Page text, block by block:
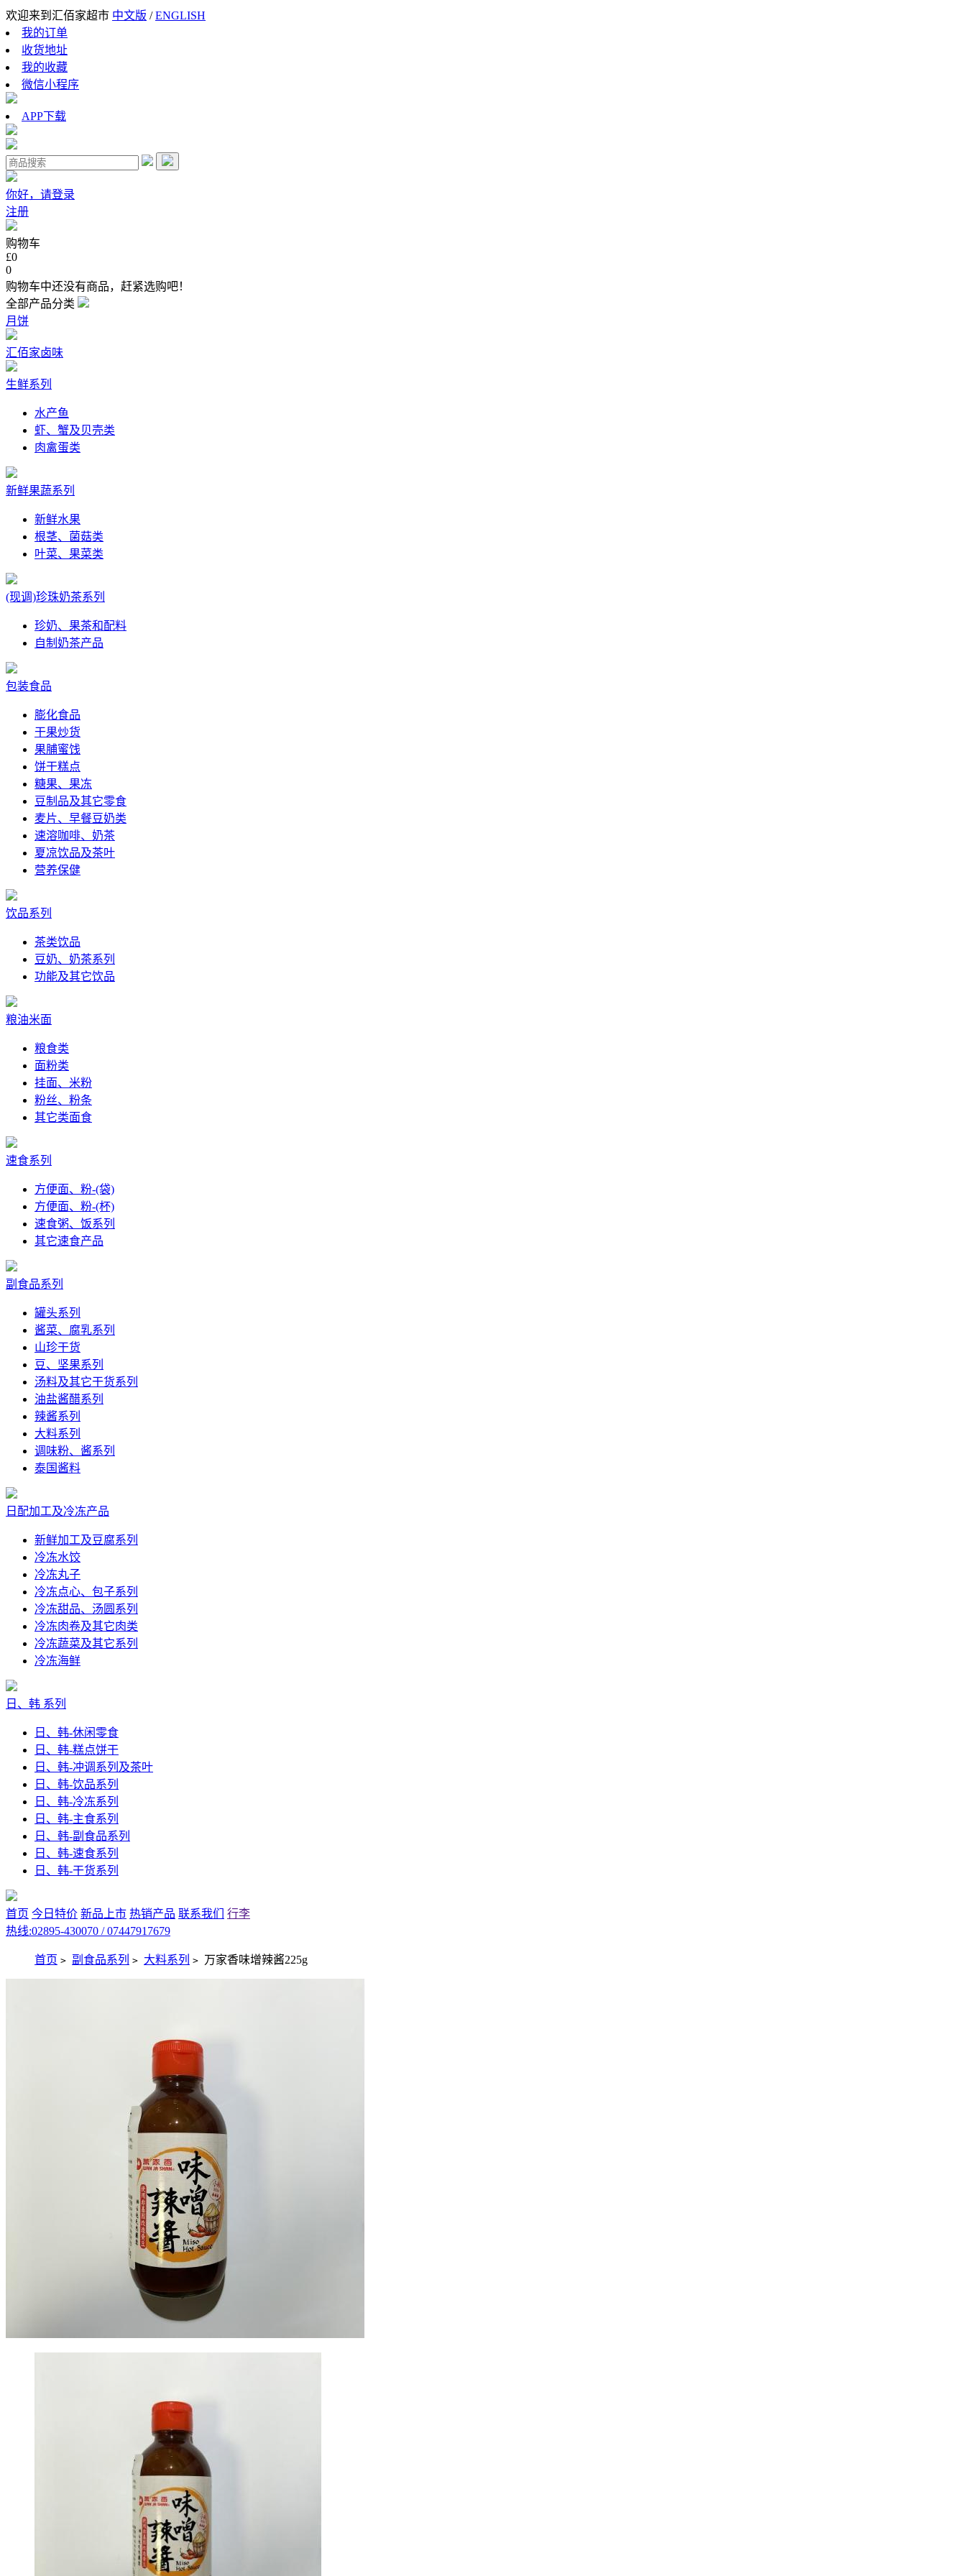
欢迎来到汇佰家超市 中文版 /ENGLISH
我的订单
收货地址
我的收藏
微信小程序
APP下载
你好，请登录
注册
购物车
£0
0
购物车中还没有商品，赶紧选购吧！
全部产品分类
月饼
汇佰家卤味
生鲜系列
水产鱼
虾、蟹及贝壳类
肉禽蛋类
新鲜果蔬系列
新鲜水果
根茎、菌菇类
叶菜、果菜类
(现调)珍珠奶茶系列
珍奶、果茶和配料
自制奶茶产品
包装食品
膨化食品
干果炒货
果脯蜜饯
饼干糕点
糖果、果冻
豆制品及其它零食
麦片、早餐豆奶类
速溶咖啡、奶茶
夏凉饮品及茶叶
营养保健
饮品系列
茶类饮品
豆奶、奶茶系列
功能及其它饮品
粮油米面
粮食类
面粉类
挂面、米粉
粉丝、粉条
其它类面食
速食系列
方便面、粉-(袋)
方便面、粉-(杯)
速食粥、饭系列
其它速食产品
副食品系列
罐头系列
酱菜、腐乳系列
山珍干货
豆、坚果系列
汤料及其它干货系列
油盐酱醋系列
辣酱系列
大料系列
调味粉、酱系列
泰国酱料
日配加工及冷冻产品
新鲜加工及豆腐系列
冷冻水饺
冷冻丸子
冷冻点心、包子系列
冷冻甜品、汤圆系列
冷冻肉卷及其它肉类
冷冻蔬菜及其它系列
冷冻海鲜
日、韩 系列
日、韩-休闲零食
日、韩-糕点饼干
日、韩-冲调系列及茶叶
日、韩-饮品系列
日、韩-冷冻系列
日、韩-主食系列
日、韩-副食品系列
日、韩-速食系列
日、韩-干货系列
首页 今日特价 新品上市 热销产品 联系我们
行李
热线:02895-430070 / 07447917679
首页 > 副食品系列 > 大料系列 > 万家香味增辣酱225g